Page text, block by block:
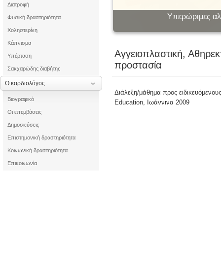
Διατροφή
Φυσική δραστηριότητα
Χοληστερίνη
Κάπνισμα
Υπέρταση
Σακχαρώδης διαβήτης
Ο καρδιολόγος
Βιογραφικό
Οι επεμβάσεις
Δημοσιεύσεις
Επιστημονική δραστηριότητα
Κοινωνική δραστηριότητα
Επικοινωνία
Υπερώριμες
Οι
Αγγειοπλαστική,
προστασία
Διάλεξη/μάθημα προς
Education, Ιωάννινα 2009